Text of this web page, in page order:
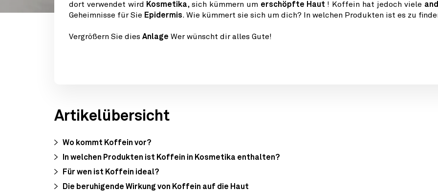
dort verwendet wird
Kosmetika, sich kümmern um erschöpfte Haut ! Koffein hat jedoch viele
Geheimnisse für Sie Epidermis. Wie kümmert sie sich um dich? In welchen Produkten ist es zu
Vergrößern Sie dies Anlage Wer wünscht dir alles Gute!
Artikelübersicht
Wo kommt Koffein vor?
In welchen Produkten ist Koffein in Kosmetika enthalten?
Für wen ist Koffein ideal?
Die beruhigende Wirkung von Koffein auf die Haut